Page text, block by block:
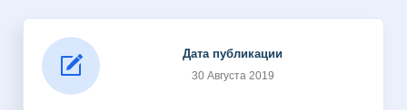
Дата публикации
30 Августа 2019